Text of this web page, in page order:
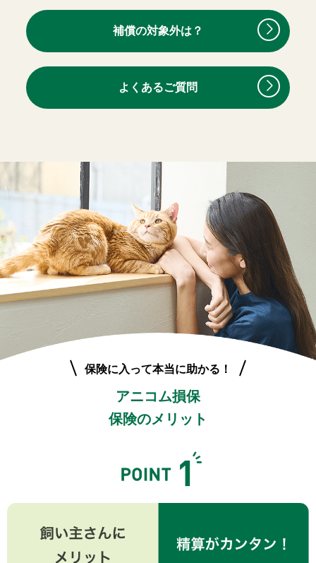
補償の対象外は？
よくあるご質問
保険に入って本当に助かる！
アニコム損保
保険のメリット